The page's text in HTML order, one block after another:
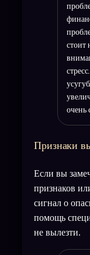
стоит
очень
Признаки
Если вы
признаков
сигнал о
помощь
не вылезти.